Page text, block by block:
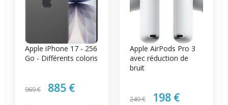
Apple iPhone 17 - 256
Go - Différents coloris
969 € 885 €
Apple AirPods Pro 3
avec réduction de
bruit
249 € 198 €